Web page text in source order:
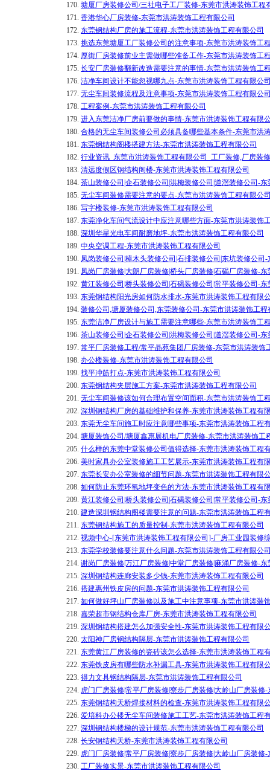
170. 塘厦厂房装修公司/三社电子工厂装修-东莞市洪涛装饰工程
171. 香港华心厂房装修-东莞市洪涛装饰工程有限公司
172. 东莞钢结构厂房的施工流程-东莞市洪涛装饰工程有限公司
173. 挑选东莞塘厦工厂装修公司的注意事项-东莞市洪涛装饰工
174. 厚街厂房装修前业主需做哪些准备工作-东莞市洪涛装饰工
175. 长安厂房装修翻新改造需要注意的事情-东莞市洪涛装饰工
176. 洁净车间设计不能忽视哪九点-东莞市洪涛装饰工程有限公
177. 无尘车间装修流程及注意事项-东莞市洪涛装饰工程有限公
178. 工程案例-东莞市洪涛装饰工程有限公司
179. 进入东莞洁净厂房前要做的事情-东莞市洪涛装饰工程有限
180. 合格的无尘车间装修公司必须具备哪些基本条件-东莞市洪
181. 东莞钢结构阁楼搭建方法-东莞市洪涛装饰工程有限公司
182. 行业资讯_东莞市洪涛装饰工程有限公司_工厂装修,厂房装
183. 清远度假区钢结构阁楼-东莞市洪涛装饰工程有限公司
184. 茶山装修公司|企石装修公司|洪梅装修公司|道滘装修公司-
185. 无尘车间装修需要注意的要点-东莞市洪涛装饰工程有限公
186. 写字楼装修-东莞市洪涛装饰工程有限公司
187. 东莞净化车间气流设计中应注意哪些方面-东莞市洪涛装饰
188. 深圳华星光电车间耐磨地坪-东莞市洪涛装饰工程有限公司
189. 中央空调工程-东莞市洪涛装饰工程有限公司
190. 凤岗装修公司|樟木头装修公司|石排装修公司|东坑装修公司
191. 凤岗厂房装修|大朗厂房装修|桥头厂房装修|石碣厂房装修-
192. 黄江装修公司|桥头装修公司|石碣装修公司|常平装修公司-
193. 东莞钢结构阳光房如何防水排水-东莞市洪涛装饰工程有限
194. 装修公司,塘厦装修公司,东莞装修公司-东莞市洪涛装饰工程
195. 东莞洁净厂房设计与施工需要注意哪些-东莞市洪涛装饰工
196. 茶山装修公司|企石装修公司|洪梅装修公司|道滘装修公司-
197. 常平厂房装修工程/常平晶苑集团厂房装修-东莞市洪涛装饰
198. 办公楼装修-东莞市洪涛装饰工程有限公司
199. 找平冲筋打点-东莞市洪涛装饰工程有限公司
200. 东莞钢结构夹层施工方案-东莞市洪涛装饰工程有限公司
201. 无尘车间装修该如何合理布置空间面积-东莞市洪涛装饰工
202. 深圳钢结构厂房的基础维护和保养-东莞市洪涛装饰工程有
203. 东莞无尘车间施工时应注意哪些事项-东莞市洪涛装饰工程
204. 塘厦装饰公司/塘厦鑫惠展机电厂房装修-东莞市洪涛装饰工
205. 什么样的东莞中堂装修公司值得选择-东莞市洪涛装饰工程
206. 美时家具办公室装修施工工艺展示-东莞市洪涛装饰工程有
207. 东莞长安办公室装修的细节问题-东莞市洪涛装饰工程有限
208. 如何防止东莞环氧地坪变色的方法-东莞市洪涛装饰工程有
209. 黄江装修公司|桥头装修公司|石碣装修公司|常平装修公司-
210. 建造深圳钢结构阁楼需要注意的问题-东莞市洪涛装饰工程
211. 东莞钢结构施工的质量控制-东莞市洪涛装饰工程有限公司
212. 视频中心-[东莞市洪涛装饰工程有限公司]-厂房工业园装修
213. 东莞学校装修要注意什么问题-东莞市洪涛装饰工程有限公
214. 谢岗厂房装修|万江厂房装修|中堂厂房装修|麻涌厂房装修-
215. 深圳钢结构连廊安装多少钱-东莞市洪涛装饰工程有限公司
216. 搭建惠州铁皮房的问题-东莞市洪涛装饰工程有限公司
217. 如何做好坪山厂房装修以及施工中注意事项-东莞市洪涛装
218. 嘉荣超市钢结构仓库厂房-东莞市洪涛装饰工程有限公司
219. 深圳钢结构搭建怎么加强安全性-东莞市洪涛装饰工程有限
220. 太阳神厂房钢结构隔层-东莞市洪涛装饰工程有限公司
221. 东莞黄江厂房装修的瓷砖该怎么选择-东莞市洪涛装饰工程
222. 东莞铁皮房有哪些防水补漏工具-东莞市洪涛装饰工程有限
223. 得力文具钢结构隔层-东莞市洪涛装饰工程有限公司
224. 虎门厂房装修|常平厂房装修|寮步厂房装修|大岭山厂房装修
225. 东莞钢结构天桥焊接材料的检查-东莞市洪涛装饰工程有限
226. 爱培科办公楼无尘车间装修施工工艺-东莞市洪涛装饰工程
227. 深圳钢结构楼梯的设计规范-东莞市洪涛装饰工程有限公司
228. 长安钢结构天桥-东莞市洪涛装饰工程有限公司
229. 虎门厂房装修|常平厂房装修|寮步厂房装修|大岭山厂房装修
230. 工厂装修实景-东莞市洪涛装饰工程有限公司